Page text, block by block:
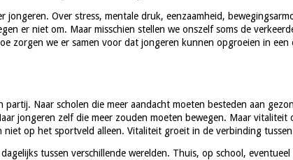
jongeren. Over stress, mentale druk, eenzaamheid,
er niet om. Maar misschien stellen we onszelf soms de
zorgen we er samen voor dat jongeren kunnen opgroeien in
partij. Naar scholen die meer aandacht moeten besteden aan
jongeren zelf die meer zouden moeten bewegen. Maar vitaliteit
niet op het sportveld alleen. Vitaliteit groeit in de verbinding
tussen verschillende werelden. Thuis, op school,